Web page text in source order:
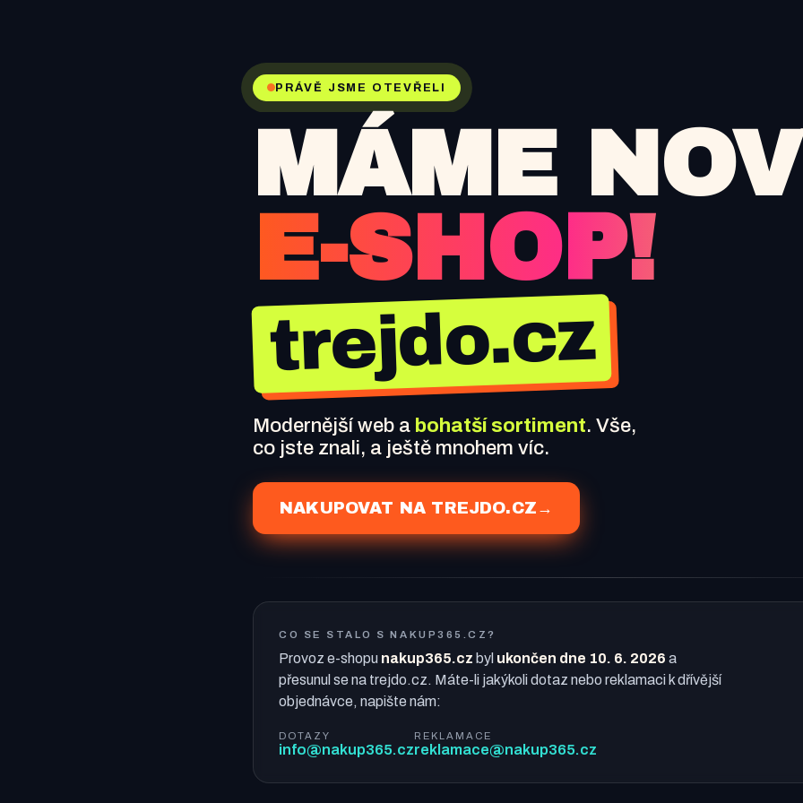
PRÁVĚ JSME OTEVŘELI
MÁME
E-SHOP!
trejdo.cz
Modernější web a bohatší sortiment. Vše,
co jste znali, a ještě mnohem víc.
NAKUPOVAT NA TREJDO.CZ →
CO SE STALO S NAKUP365.CZ?
Provoz e-shopu nakup365.cz byl ukončen dne 10. 6. 2026 a
přesunul se na trejdo.cz. Máte-li jakýkoli dotaz nebo reklamaci k dřívější
objednávce, napište nám:
DOTAZY
info@nakup365.cz
REKLAMACE
reklamace@nakup365.cz